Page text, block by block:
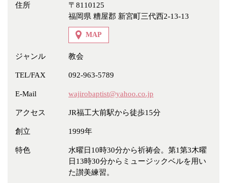
教会 学校・幼稚園・神学校
特別集会奉仕者 医療・福祉
冠婚葬祭
教団教派 宿泊・研修施設
お店・企業・その他
住所
〒8110125
福岡県 糟屋郡 新宮町三代西2-13-13
MAP
ジャンル 教会
TEL/FAX 092-963-5789
E-Mail wajirobaptist@yahoo.co.jp
アクセス JR福工大前駅から徒歩15分
創立 1999年
特色
水曜日10時30分から祈祷会。第1第3木曜
日13時30分からミュージックベルを用い
た讃美練習。